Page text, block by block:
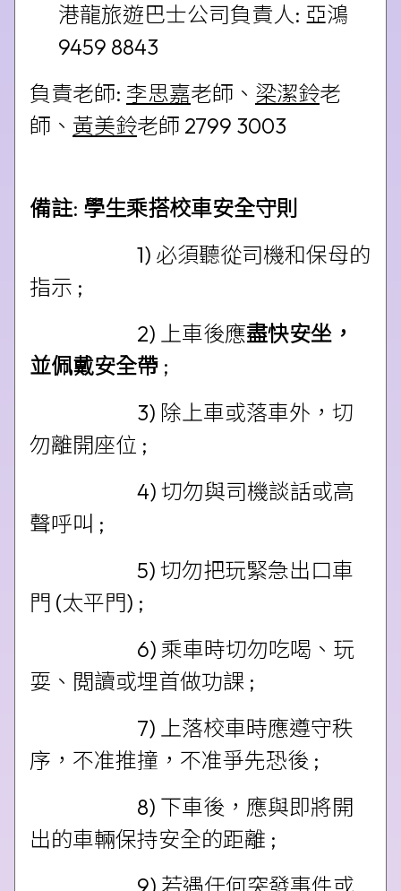
港龍旅遊巴士公司負責人: 亞鴻
9459 8843
負責老師: 李思嘉老師、 梁潔鈴老
師、 黃美鈴老師 2799 3003
備註: 學生乘搭校車安全守則
1) 必須聽從司機和保母的
指示 ;
2) 上車後應盡快安坐，
並佩戴安全帶 ;
3) 除上車或落車外，切
勿離開座位 ;
4) 切勿與司機談話或高
聲呼叫 ;
5) 切勿把玩緊急出口車
門 (太平門) ;
6) 乘車時切勿吃喝、玩
耍、閲讀或埋首做功課 ;
7) 上落校車時應遵守秩
序，不准推撞，不准爭先恐後 ;
8) 下車後，應與即將開
出的車輛保持安全的距離 ;
9) 若遇任何突發事件或